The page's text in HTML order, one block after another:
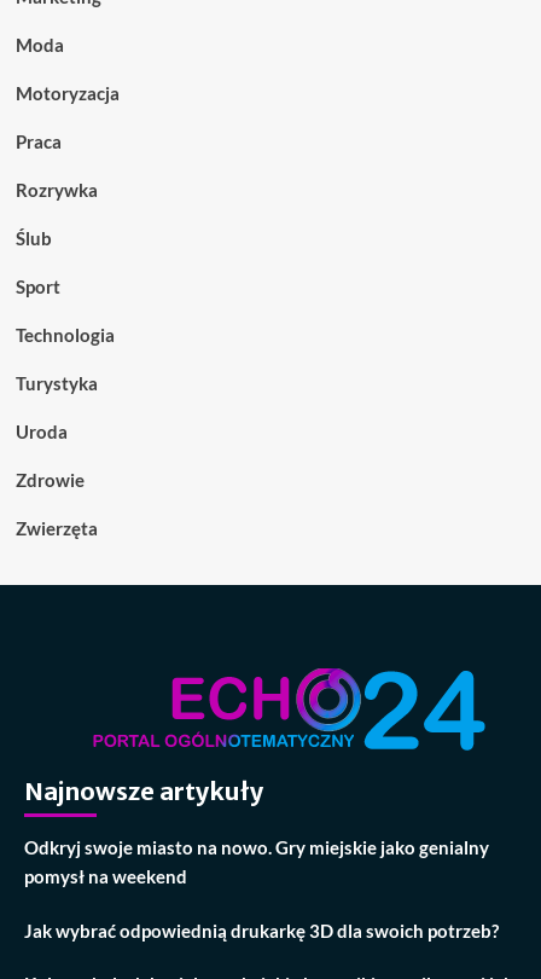
Moda
Motoryzacja
Praca
Rozrywka
Ślub
Sport
Technologia
Turystyka
Uroda
Zdrowie
Zwierzęta
Najnowsze artykuły
Odkryj swoje miasto na nowo. Gry miejskie jako genialny
pomysł na weekend
Jak wybrać odpowiednią drukarkę 3D dla swoich potrzeb?